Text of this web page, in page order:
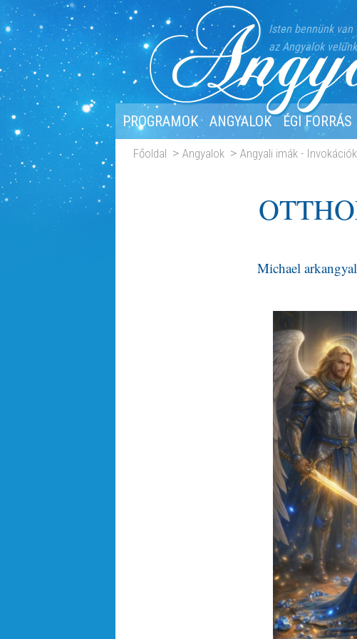
Isten bennünk van
az Angyalok
PROGRAMOK ANGYALOK ÉGI FORRÁS
Főoldal Angyalok Angyali imák - Invokációk
Michael